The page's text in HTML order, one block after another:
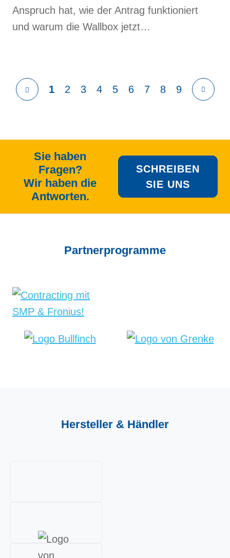
Anspruch hat, wie der Antrag funktioniert
und warum die Wallbox jetzt…
1 2 3 4 5 6 7 8 9
Sie haben
Fragen?
Wir haben die
Antworten.
SCHREIBEN
SIE UNS
Partner­programme
Hersteller & Händler